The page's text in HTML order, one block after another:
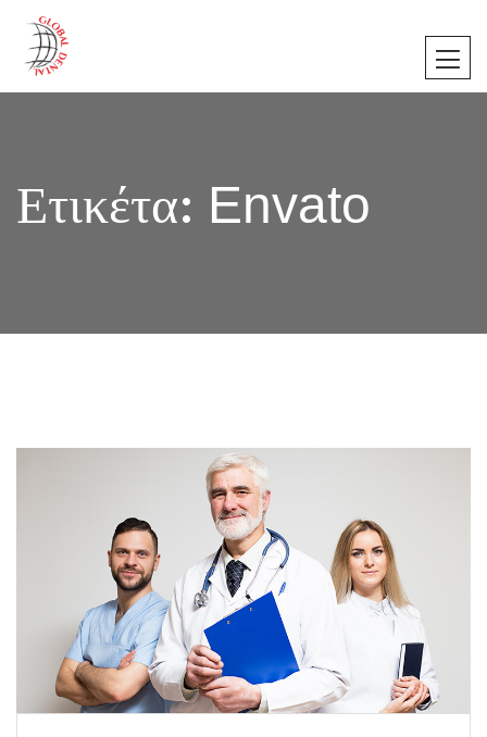
Ετικέτα: Envato